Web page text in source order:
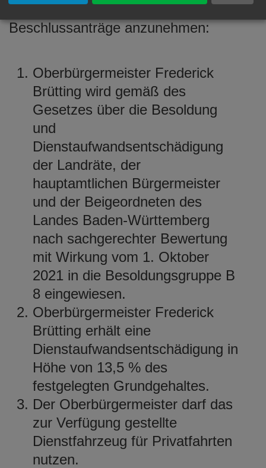
Gemeinderat einstimmig, folgende
Beschlussanträge anzunehmen:
Oberbürgermeister Frederick
Brütting wird gemäß des
Gesetzes über die Besoldung
und
Dienstaufwandsentschädigung
der Landräte, der
hauptamtlichen Bürgermeister
und der Beigeordneten des
Landes Baden-Württemberg
nach sachgerechter Bewertung
mit Wirkung vom 1. Oktober
2021 in die Besoldungsgruppe B
8 eingewiesen.
Oberbürgermeister Frederick
Brütting erhält eine
Dienstaufwandsentschädigung in
Höhe von 13,5 % des
festgelegten Grundgehaltes.
Der Oberbürgermeister darf das
zur Verfügung gestellte
Dienstfahrzeug für Privatfahrten
nutzen.